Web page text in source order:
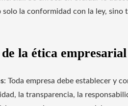
la conformidad con la ley,
la ética empresarial
: Toda empresa debe establecer y
la transparencia, la